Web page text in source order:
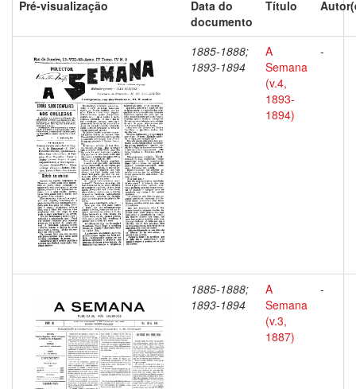
Pré-visualização
Data do
documento
Título
1885-1888;
1893-1894
A
Semana
(v.4,
1893-
1894)
-
1885-1888;
1893-1894
A
Semana
(v.3,
1887)
-